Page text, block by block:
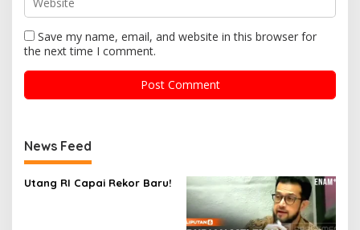
Save my name, email, and website in this browser for
the next time I comment.
News Feed
Utang RI Capai Rekor Baru!